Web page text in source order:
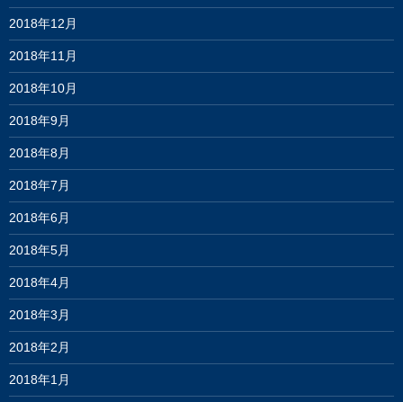
2018年12月
2018年11月
2018年10月
2018年9月
2018年8月
2018年7月
2018年6月
2018年5月
2018年4月
2018年3月
2018年2月
2018年1月